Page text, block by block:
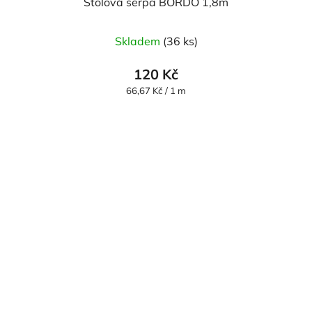
Skladem (36 ks)
120 Kč
Měrná
66,67 Kč / 1 m